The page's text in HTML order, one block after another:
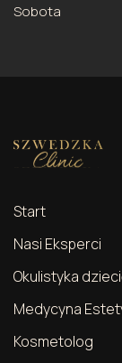
Sobota
Start
Nasi Eksperci
Okulistyka
Medycyna
Kosmetolog